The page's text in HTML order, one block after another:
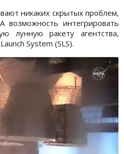
никаких скрытых проблем,
возможность интегрировать
лунную ракету агентства,
System (SLS).